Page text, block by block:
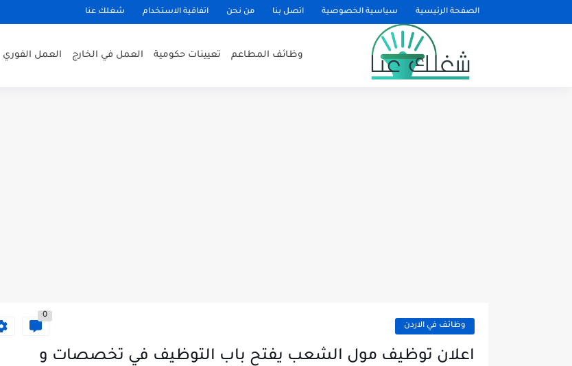
الصفحة الرئيسية سياسية الخصوصية اتصل بنا من نحن اتفاقية الاستخدام شغلك عنا
وظائف المطاعم تعيينات حكومية العمل في الخارج العمل الفوري
وظائف في الاردن
0
اعلان توظيف مول الشعب يفتح باب التوظيف في تخصصات و